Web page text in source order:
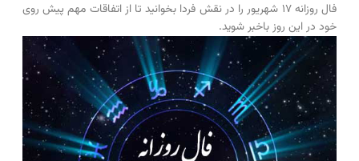
فال روزانه ۱۷ شهریور را در نقش فردا بخوانید تا از اتفاقات مهم پیش روی
خود در این روز باخبر شوید.